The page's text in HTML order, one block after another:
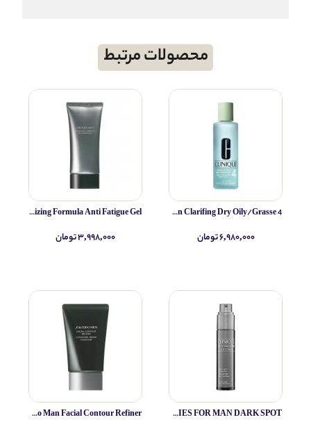
محصولات مرتبط
Clinique Lotion Clarifing Dry Oily/Grasse 4
۶,۹۸۰,۰۰۰ تومان
CLINIQUE SKIN SUPPLIES FOR MAN DARK SPOT
Shiseido Man Energizing Formula Anti Fatigue Gel
۳,۹۹۸,۰۰۰ تومان
Shiseido Man Facial Contour Refiner